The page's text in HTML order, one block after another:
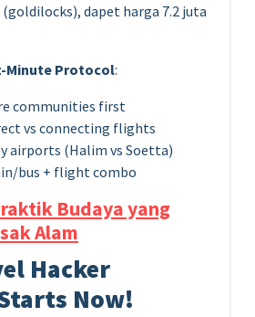
dapet harga 7.2 juta
Minute Protocol:
communities first
vs connecting flights
airports (Halim vs Soetta)
bus + flight combo
Budaya yang
Alam
Hacker
Now!